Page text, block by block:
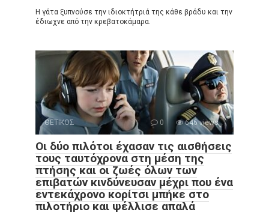
Η γάτα ξυπνούσε την ιδιοκτήτριά της κάθε βράδυ και την
έδιωχνε από την κρεβατοκάμαρα.
ΘΕΤΙΚΟΣ 0 646 views
Οι δύο πιλότοι έχασαν τις αισθήσεις
τους ταυτόχρονα στη μέση της
πτήσης και οι ζωές όλων των
επιβατών κινδύνευσαν μέχρι που ένα
εντεκάχρονο κορίτσι μπήκε στο
πιλοτήριο και ψέλλισε απαλά